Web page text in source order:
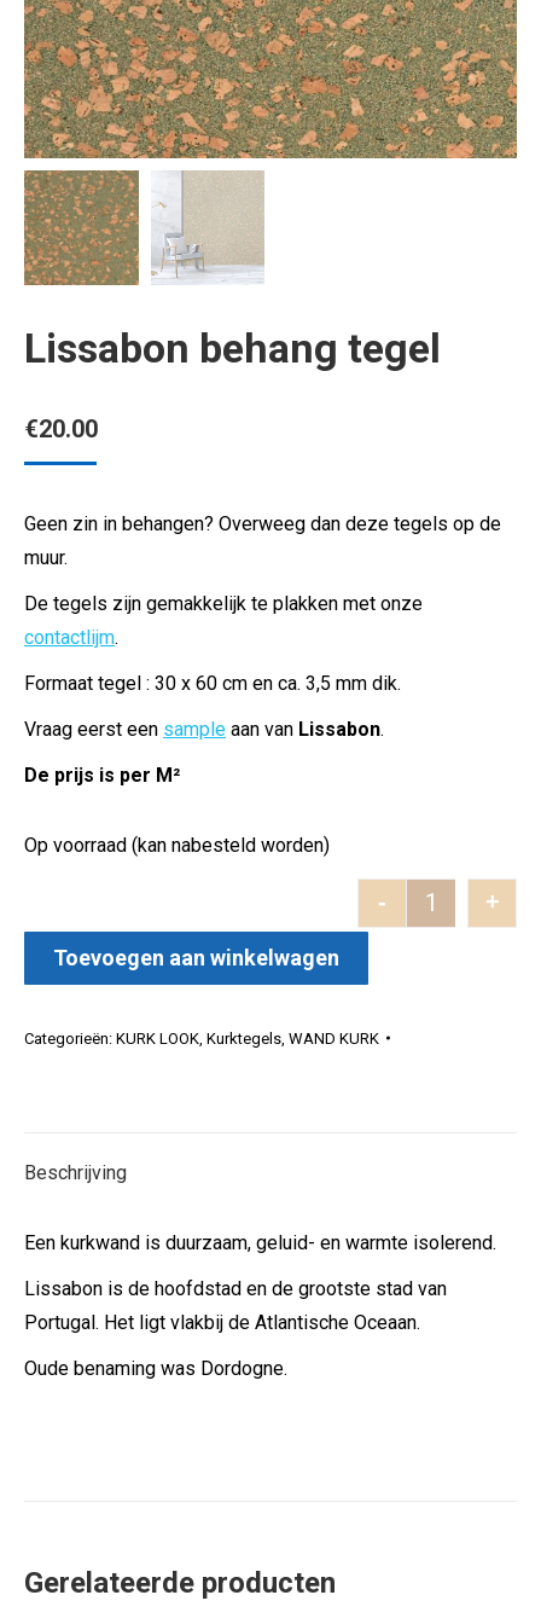
Lissabon behang tegel
€20.00
Geen zin in behangen? Overweeg dan deze tegels op de
muur.
De tegels zijn gemakkelijk te plakken met onze
contactlijm.
Formaat tegel : 30 x 60 cm en ca. 3,5 mm dik.
Vraag eerst een sample aan van Lissabon.
De prijs is per M²
Op voorraad (kan nabesteld worden)
- +
Toevoegen aan winkelwagen
Categorieën: KURK LOOK Kurktegels WAND KURK
Beschrijving
Een kurkwand is duurzaam, geluid- en warmte isolerend.
Lissabon is de hoofdstad en de grootste stad van
Portugal. Het ligt vlakbij de Atlantische Oceaan.
Oude benaming was Dordogne.
Gerelateerde producten